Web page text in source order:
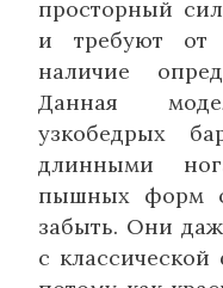
просторный
и требуют от
наличие
Данная
узкобедрых
длинными
пышных форм
забыть. Они
с